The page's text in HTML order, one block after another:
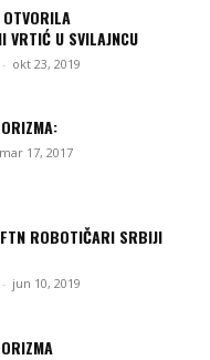
VRTIĆ U SVILAJNCU
- okt 23, 2019
mar 17, 2017
ROBOTIČARI SRBIJI
- jun 10, 2019